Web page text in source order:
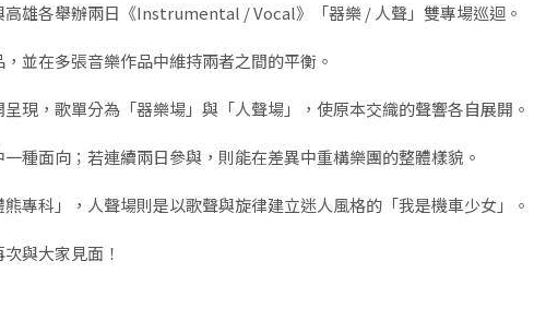
雄各舉辦兩日《Instrumental / Vocal》「器樂 / 人聲」雙專場巡迴。
並在多張音樂作品中維持兩者之間的平衡。
現，歌單分為「器樂場」與「人聲場」，使原本交織的聲響各自展開。
種面向；若連續兩日參與，則能在差異中重構樂團的整體樣貌。
專科」，人聲場則是以歌聲與旋律建立迷人風格的「我是機車少女」。
與大家見面！